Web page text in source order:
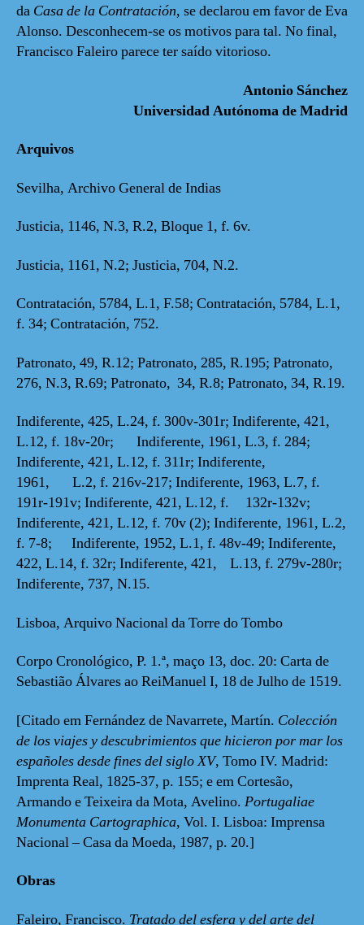
da Casa de la Contratación, se declarou em favor de Eva
Alonso. Desconhecem-se os motivos para tal. No final,
Francisco Faleiro parece ter saído vitorioso.
Antonio Sánchez
Universidad Autónoma de Madrid
Arquivos
Sevilha, Archivo General de Indias
Justicia, 1146, N.3, R.2, Bloque 1, f. 6v.
Justicia, 1161, N.2; Justicia, 704, N.2.
Contratación, 5784, L.1, F.58; Contratación, 5784, L.1,
f. 34; Contratación, 752.
Patronato, 49, R.12; Patronato, 285, R.195; Patronato,
276, N.3, R.69; Patronato, 34, R.8; Patronato, 34, R.19.
Indiferente, 425, L.24, f. 300v-301r; Indiferente, 421,
L.12, f. 18v-20r; Indiferente, 1961, L.3, f. 284;
Indiferente, 421, L.12, f. 311r; Indiferente,
1961, L.2, f. 216v-217; Indiferente, 1963, L.7, f.
191r-191v; Indiferente, 421, L.12, f. 132r-132v;
Indiferente, 421, L.12, f. 70v (2); Indiferente, 1961, L.2,
f. 7-8; Indiferente, 1952, L.1, f. 48v-49; Indiferente,
422, L.14, f. 32r; Indiferente, 421, L.13, f. 279v-280r;
Indiferente, 737, N.15.
Lisboa, Arquivo Nacional da Torre do Tombo
Corpo Cronológico, P. 1.ª, maço 13, doc. 20: Carta de
Sebastião Álvares ao ReiManuel I, 18 de Julho de 1519.
[Citado em Fernández de Navarrete, Martín. Colección
de los viajes y descubrimientos que hicieron por mar los
españoles desde fines del siglo XV, Tomo IV. Madrid:
Imprenta Real, 1825-37, p. 155; e em Cortesão,
Armando e Teixeira da Mota, Avelino. Portugaliae
Monumenta Cartographica, Vol. I. Lisboa: Imprensa
Nacional – Casa da Moeda, 1987, p. 20.]
Obras
Faleiro, Francisco. Tratado del esfera y del arte del